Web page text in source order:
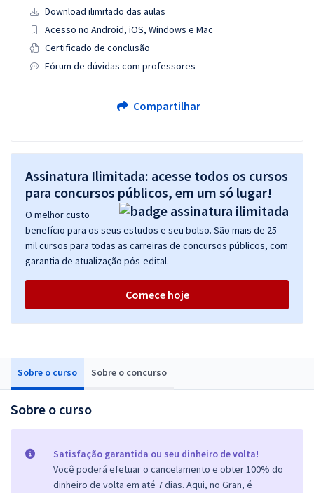
Sobre o curso Sobre o concurso
Sobre o curso
Satisfação garantida ou seu dinheiro de volta!
Você poderá efetuar o cancelamento e obter 100% do
dinheiro de volta em até 7 dias. Aqui, no Gran, é
Download ilimitado das aulas
Acesso no Android, iOS, Windows e Mac
Certificado de conclusão
Fórum de dúvidas com professores
Compartilhar
Assinatura Ilimitada: acesse todos os cursos
para concursos públicos, em um só lugar!
O melhor custo
benefício para os seus estudos e seu bolso. São mais de 25
mil cursos para todas as carreiras de concursos públicos, com
garantia de atualização pós-edital.
Comece hoje